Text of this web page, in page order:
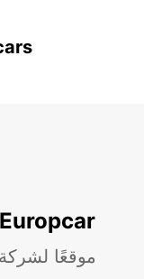
تأجير السيارات في قطر مع Europcar
موقعًا